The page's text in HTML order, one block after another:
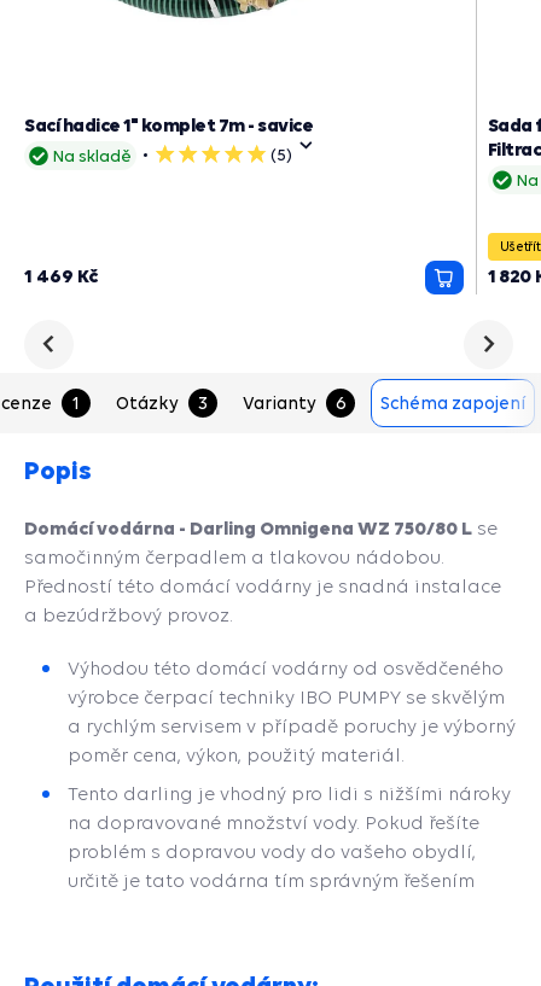
Na skladě
5
(5)
Sací hadice 1" komplet 7m - savice
1 469 Kč
Přidat
košíku
Sada
1 820
1 Otázky 3 Varianty 6 Schéma zapojení
Popis
Domácí vodárna - Darling Omnigena WZ 750/80 L se
samočinným čerpadlem a tlakovou nádobou.
Předností této domácí vodárny je snadná instalace
a bezúdržbový provoz.
Výhodou této domácí vodárny od osvědčeného
výrobce čerpací techniky IBO PUMPY se skvělým
a rychlým servisem v případě poruchy je výborný
poměr cena, výkon, použitý materiál.
Tento darling je vhodný pro lidi s nižšími nároky
na dopravované množství vody. Pokud řešíte
problém s dopravou vody do vašeho obydlí,
určitě je tato vodárna tím správným řešením